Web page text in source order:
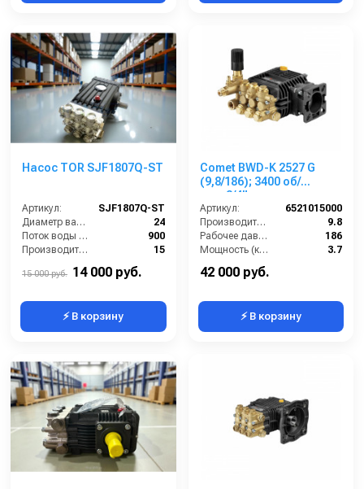
Насос TOR SJF1807Q-ST
Артикул:
SJF1807Q-ST
Диаметр вала (мм):
24
Поток воды (л/час):
900
Производительность (л/мин):
15
15 000 руб. 14 000 руб.
⚡ В корзину
Comet BWD-K 2527 G
(9,8/186); 3400 об/
мин.3/4” п.в.
Артикул:
6521015000
Производительность (л/мин):
9.8
Рабочее давление (бар):
186
Мощность (кВт):
3.7
Обороты двигателя (об/мин):
42 000 руб.
⚡ В корзину